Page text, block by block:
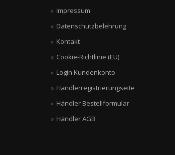
Impressum
Datenschutzbelehrung
Kontakt
Cookie-Richtlinie (EU)
Login Kundenkonto
Händlerregistrierungseite
Händler Bestellformular
Händler AGB